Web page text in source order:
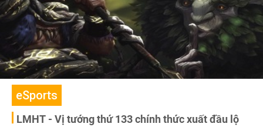
eSports
LMHT - Vị tướng thứ 133 chính thức xuất đầu lộ